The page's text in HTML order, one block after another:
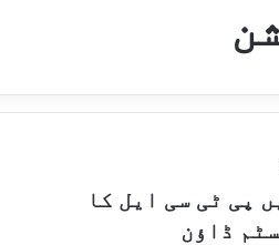
پی ٹی سی ایل کا
ڈاؤن